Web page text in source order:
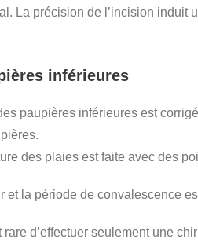
La précision de l’incision
inférieures
paupières inférieures est
des plaies est faite avec des
et la période de convalescence
rare d’effectuer seulement une